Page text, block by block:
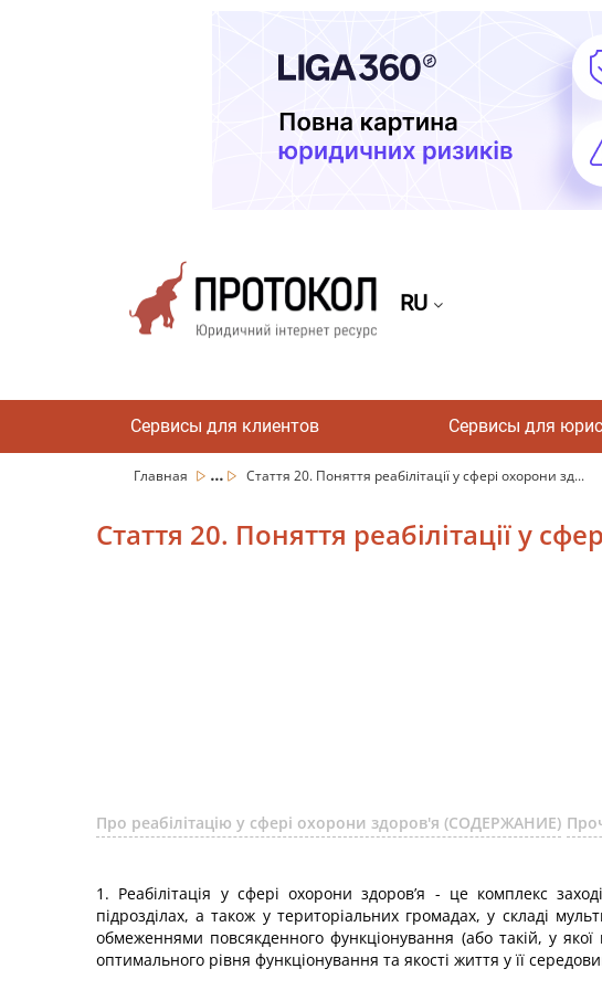
RU
Сервисы для клиентов Сервисы для
Главная ... Стаття 20. Поняття реабілітації у сфері охорони зд...
Стаття 20. Поняття реабілітації у
Про реабілітацію у сфері охорони здоров'я (СОДЕРЖАНИЕ)
1. Реабілітація у сфері охорони здоров’я - це комплекс
підрозділах, а також у територіальних громадах, у складі
обмеженнями повсякденного функціонування (або такій, у
оптимального рівня функціонування та якості життя у її